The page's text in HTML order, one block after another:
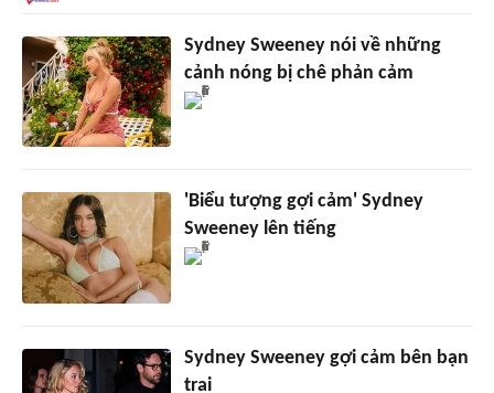
Sydney Sweeney nói về những
cảnh nóng bị chê phản cảm
'Biểu tượng gợi cảm' Sydney
Sweeney lên tiếng
Sydney Sweeney gợi cảm bên bạn
trai